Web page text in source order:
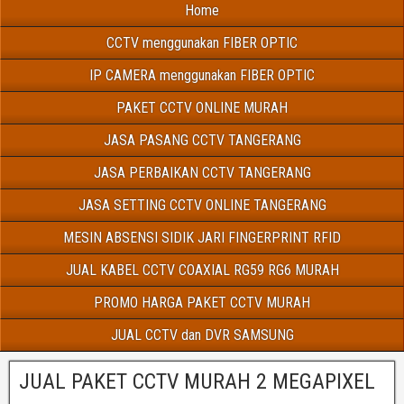
Home
CCTV menggunakan FIBER OPTIC
IP CAMERA menggunakan FIBER OPTIC
PAKET CCTV ONLINE MURAH
JASA PASANG CCTV TANGERANG
JASA PERBAIKAN CCTV TANGERANG
JASA SETTING CCTV ONLINE TANGERANG
MESIN ABSENSI SIDIK JARI FINGERPRINT RFID
JUAL KABEL CCTV COAXIAL RG59 RG6 MURAH
PROMO HARGA PAKET CCTV MURAH
JUAL CCTV dan DVR SAMSUNG
JUAL PAKET CCTV MURAH 2 MEGAPIXEL